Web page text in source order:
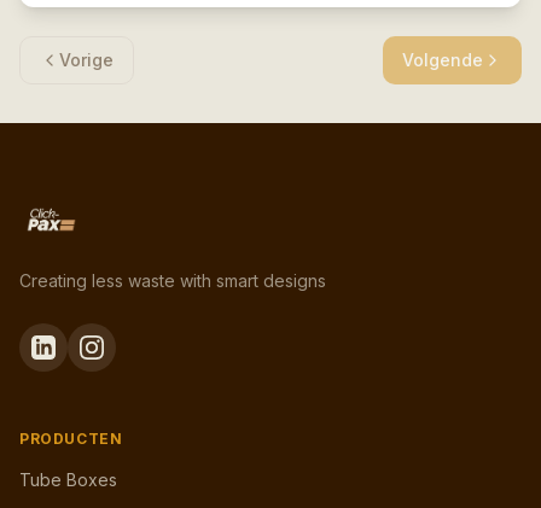
Vorige Volgende
Creating less waste with smart designs
PRODUCTEN
Tube Boxes